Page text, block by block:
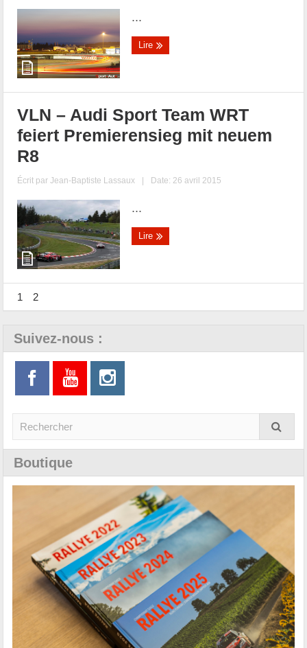
...
Lire
VLN – Audi Sport Team WRT
feiert Premierensieg mit neuem
R8
Écrit parJean-Baptiste Lassaux | Date: 26 avril 2015
...
Lire
1 2
Suivez-nous :
Boutique